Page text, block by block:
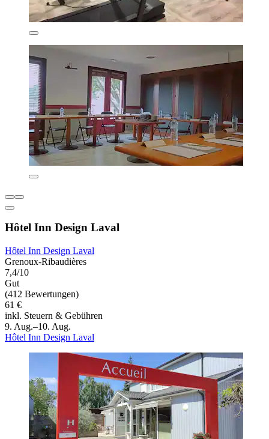
Hôtel Inn Design Laval
Hôtel Inn Design Laval
Grenoux-Ribaudières
7,4/10
Gut
(412 Bewertungen)
61 €
inkl. Steuern & Gebühren
9. Aug.–10. Aug.
Hôtel Inn Design Laval